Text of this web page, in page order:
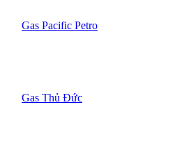
Gas Pacific Petro
Gas Thủ Đức